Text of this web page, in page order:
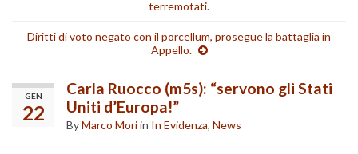
terremotati.
Diritti di voto negato con il porcellum, prosegue la battaglia in
Appello.
GEN
22
Carla Ruocco (m5s): “servono gli Stati
Uniti d’Europa!”
ByMarco Moriin In Evidenza, News